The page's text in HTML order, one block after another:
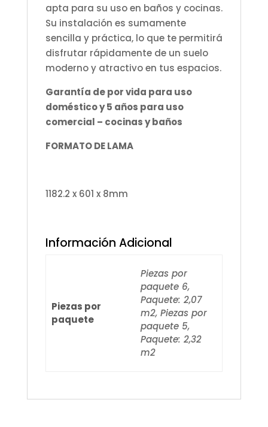
apta para su uso en baños y cocinas.
Su instalación es sumamente
sencilla y práctica, lo que te permitirá
disfrutar rápidamente de un suelo
moderno y atractivo en tus espacios.
Garantía de por vida para uso
doméstico y 5 años para uso
comercial – cocinas y baños
FORMATO DE LAMA
1182.2 x 601 x 8mm
Información Adicional
Piezas por
paquete
Piezas por
paquete 6,
Paquete: 2,07
m2, Piezas por
paquete 5,
Paquete: 2,32
m2